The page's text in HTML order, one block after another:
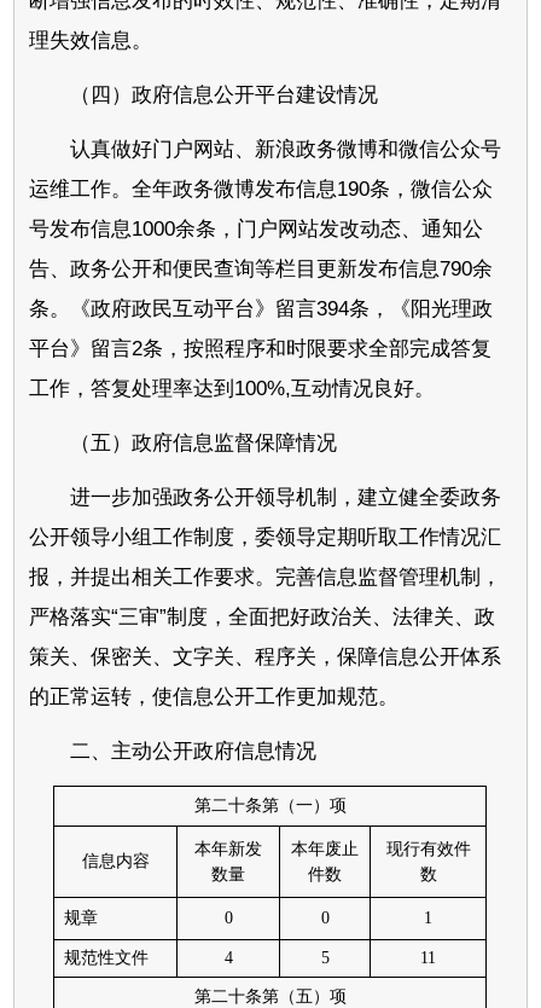
理失效信息。
（四）政府信息公开平台建设情况
认真做好门户网站、新浪政务微博和微信公众号
运维工作。全年政务微博发布信息190条，微信公众
号发布信息1000余条，门户网站发改动态、通知公
告、政务公开和便民查询等栏目更新发布信息790余
条。《政府政民互动平台》留言394条，《阳光理政
平台》留言2条，按照程序和时限要求全部完成答复
工作，答复处理率达到100%,互动情况良好。
（五）政府信息监督保障情况
进一步加强政务公开领导机制，建立健全委政务
公开领导小组工作制度，委领导定期听取工作情况汇
报，并提出相关工作要求。完善信息监督管理机制，
严格落实“三审”制度，全面把好政治关、法律关、政
策关、保密关、文字关、程序关，保障信息公开体系
的正常运转，使信息公开工作更加规范。
二、主动公开政府信息情况
第二十条第（一）项
信息内容
本年新发
数量
本年废止
件数
现行有效件
数
规章 0 0 1
规范性文件 4 5 11
第二十条第（五）项